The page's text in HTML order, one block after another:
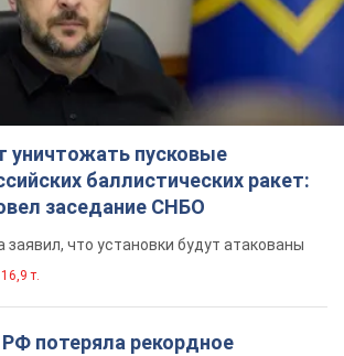
уничтожать пусковые
баллистических ракет:
заседание СНБО
заявил, что установки будут атакованы
т.
потеряла рекордное